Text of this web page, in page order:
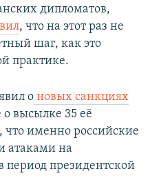
дипломатов,
, что на этот раз не
шаг, как это
практике.
о новых санкциях
о высылке 35 её
именно российские
атаками на
период президентской